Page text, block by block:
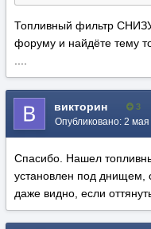
Топливный фильтр
форуму и найдёте тему
викторин 3
Опубликовано: 2
Спасибо. Нашел
установлен под днищем,
даже видно, если